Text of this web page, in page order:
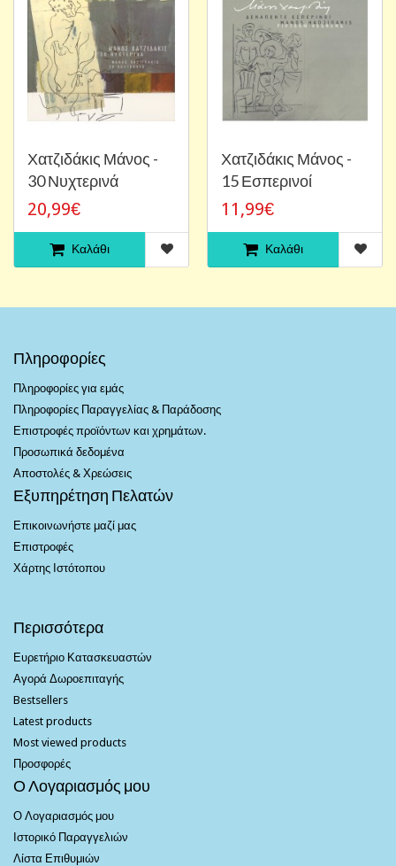
Χατζιδάκις Μάνος -
30 Νυχτερινά
20,99€
Καλάθι
Χατζιδάκις Μάνος -
15 Εσπερινοί
11,99€
Καλάθι
Πληροφορίες
Πληροφορίες για εμάς
Πληροφορίες Παραγγελίας & Παράδοσης
Επιστροφές προϊόντων και χρημάτων.
Προσωπικά δεδομένα
Αποστολές & Χρεώσεις
Εξυπηρέτηση Πελατών
Επικοινωνήστε μαζί μας
Επιστροφές
Χάρτης Ιστότοπου
Περισσότερα
Ευρετήριο Κατασκευαστών
Αγορά Δωροεπιταγής
Bestsellers
Latest products
Most viewed products
Προσφορές
Ο Λογαριασμός μου
Ο Λογαριασμός μου
Ιστορικό Παραγγελιών
Λίστα Επιθυμιών